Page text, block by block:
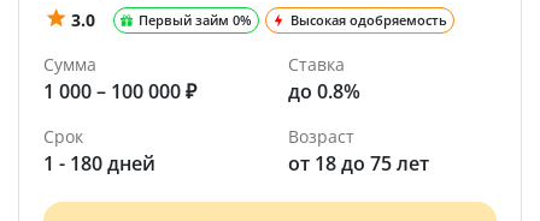
3.0 Первый займ 0% Высокая одобряемость
Сумма
1 000 – 100 000 ₽
Ставка
до 0.8%
Срок
1 - 180 дней
Возраст
от 18 до 75 лет